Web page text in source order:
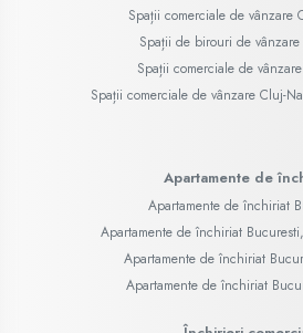
Spații comerciale de vânzare
Spații de birouri de vânzare
Spații comerciale de
Spații comerciale de vânzare Cluj-
Apartamente de
Apartamente de închiriat
Apartamente de închiriat
Apartamente de închiriat
Apartamente de închiriat